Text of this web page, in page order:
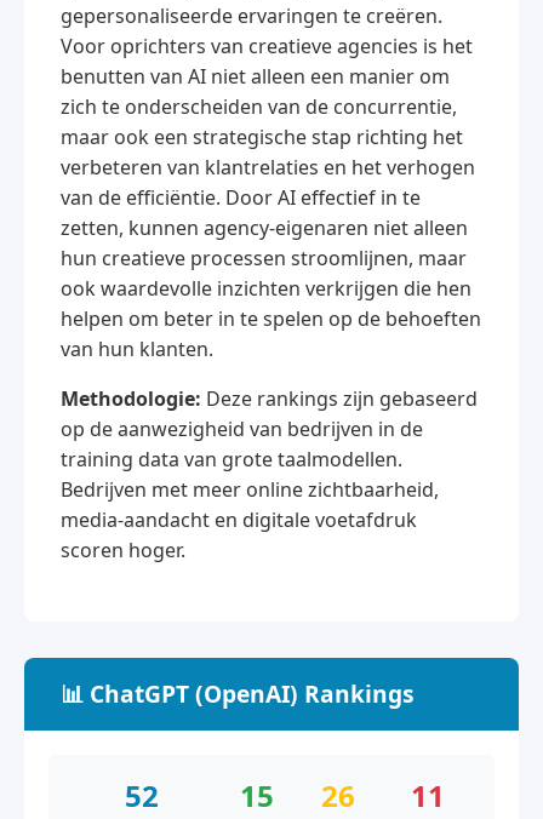
gepersonaliseerde ervaringen te creëren.
Voor oprichters van creatieve agencies is het
benutten van AI niet alleen een manier om
zich te onderscheiden van de concurrentie,
maar ook een strategische stap richting het
verbeteren van klantrelaties en het verhogen
van de efficiëntie. Door AI effectief in te
zetten, kunnen agency-eigenaren niet alleen
hun creatieve processen stroomlijnen, maar
ook waardevolle inzichten verkrijgen die hen
helpen om beter in te spelen op de behoeften
van hun klanten.
Methodologie: Deze rankings zijn gebaseerd
op de aanwezigheid van bedrijven in de
training data van grote taalmodellen.
Bedrijven met meer online zichtbaarheid,
media-aandacht en digitale voetafdruk
scoren hoger.
📊 ChatGPT (OpenAI) Rankings
52 15 26 11